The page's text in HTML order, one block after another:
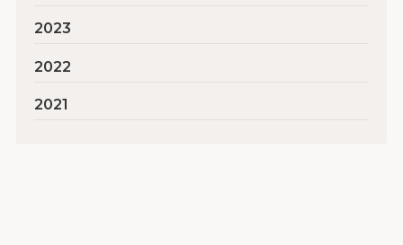
2023
2022
2021